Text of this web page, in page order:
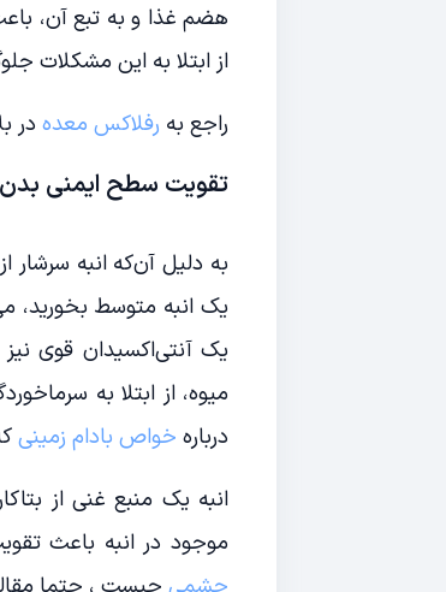
هضم غذا و به تبع آن،
از ابتلا به این مشکلات
راجع به رفلاکس معده در
تقویت سطح ایمنی بدن
یک آنتی‌اکسیدان قوی
میوه، از ابتلا به
درباره خواص بادام زمینی
موجود در انبه باعث